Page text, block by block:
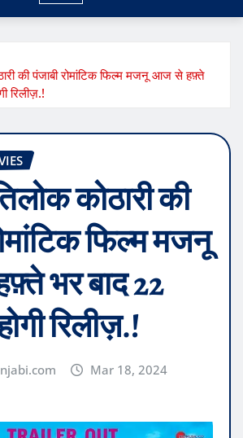
की पंजाबी रोमांटिक फिल्म मजनू आज से हफ़्ते
रिलीज़.!
कोठारी की
फिल्म मजनू
भर बाद 22
रिलीज़.!
Mar 18, 2024